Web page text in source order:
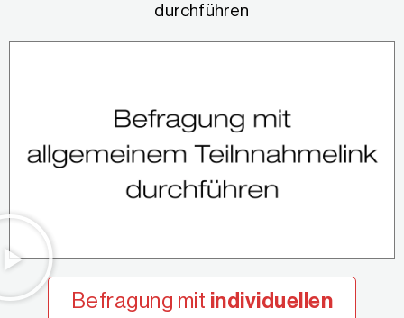
durchführen
Befragung mit individuellen